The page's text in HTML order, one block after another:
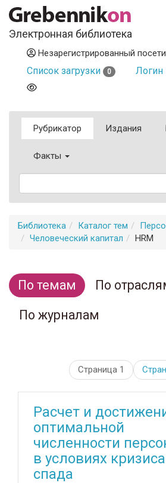
Электронная библиотека
Незарегистрированный
Список загрузки 0 Логин
Рубрикатор Издания
Факты
Библиотека Каталог тем
Человеческий капитал
HRM
По темам
По
По журналам
Страница 1
Расчет и
оптимальной
численности
в условиях
спада